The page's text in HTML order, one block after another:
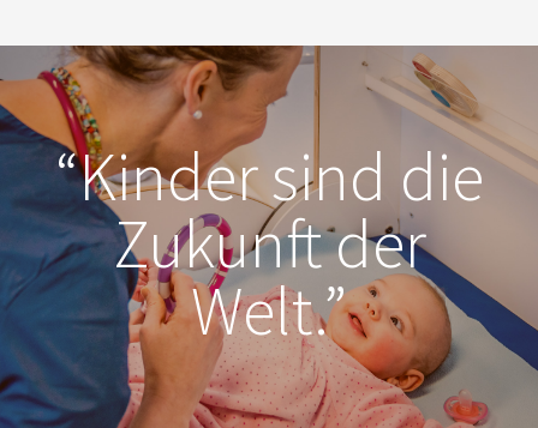
“Kinder sind die
Zukunft der
Welt.”